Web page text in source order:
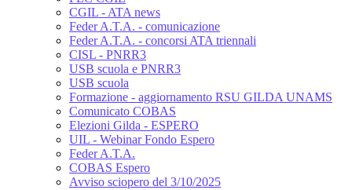
CGIL - ATA news
Feder A.T.A. - comunicazione
Feder A.T.A. - concorsi ATA triennali
CISL - PNRR3
USB scuola e PNRR3
USB scuola
Formazione - aggiornamento RSU GILDA UNAMS
Comunicato COBAS
Elezioni Gilda - ESPERO
UIL - Webinar Fondo Espero
Feder A.T.A.
COBAS Espero
Avviso sciopero del 3/10/2025